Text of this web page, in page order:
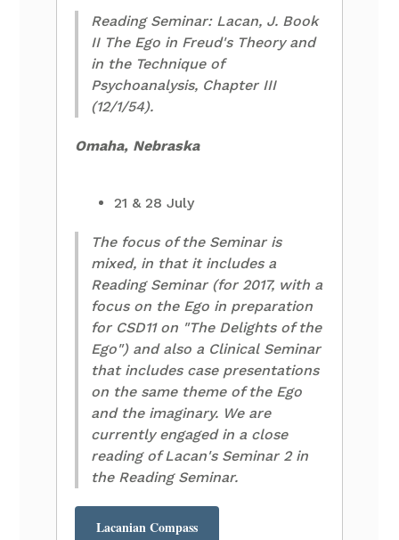
Reading Seminar: Lacan, J. Book
II The Ego in Freud's Theory and
in the Technique of
Psychoanalysis, Chapter III
(12/1/54).
Omaha, Nebraska
21 & 28 July
The focus of the Seminar is
mixed, in that it includes a
Reading Seminar (for 2017, with a
focus on the Ego in preparation
for CSD11 on "The Delights of the
Ego") and also a Clinical Seminar
that includes case presentations
on the same theme of the Ego
and the imaginary. We are
currently engaged in a close
reading of Lacan's Seminar 2 in
the Reading Seminar.
Lacanian Compass